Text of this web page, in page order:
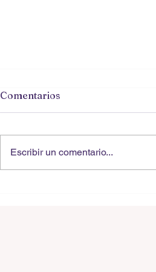
TOP 50 HITS EN INGLÉS
XXX XXX XXX • XXX. - XXXX
Abril 6, 1992.
Comentarios
Escribir un comentario...